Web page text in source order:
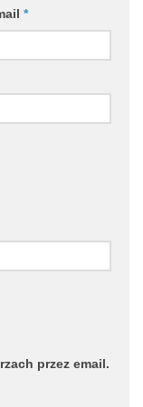
*
przez email.